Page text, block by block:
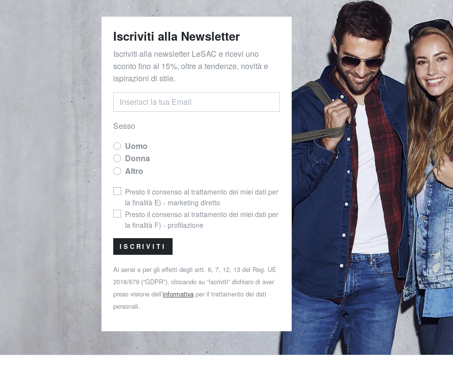
Iscriviti alla Newsletter
Iscriviti alla newsletter LeSAC e ricevi uno
sconto fino al 15%, oltre a tendenze, novità e
ispirazioni di stile.
Sesso
Uomo
Donna
Altro
Presto il consenso al trattamento dei miei dati per
la finalità E) - marketing diretto
Presto il consenso al trattamento dei miei dati per
la finalità F) - profilazione
ISCRIVITI
Ai sensi e per gli effetti degli artt. 6, 7, 12, 13 del Reg. UE
2016/679 (“GDPR”), cliccando su “Iscriviti” dichiaro di aver
preso visione dell’informativa per il trattamento dei dati
personali.